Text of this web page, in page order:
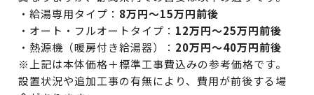
・給湯専用タイプ： 8万円〜15万円前後
・オート・フルオートタイプ： 12万円〜25万円前後
・熱源機（暖房付き給湯器）： 20万円〜40万円前後
※上記は本体価格＋標準工事費込みの参考価格です。
設置状況や追加工事の有無により、費用が前後する場